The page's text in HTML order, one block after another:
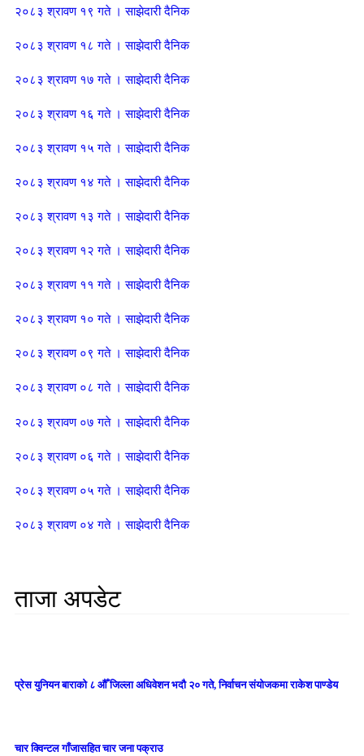
२०८३ श्रावण १९ गते । साझेदारी दैनिक
२०८३ श्रावण १८ गते । साझेदारी दैनिक
२०८३ श्रावण १७ गते । साझेदारी दैनिक
२०८३ श्रावण १६ गते । साझेदारी दैनिक
२०८३ श्रावण १५ गते । साझेदारी दैनिक
२०८३ श्रावण १४ गते । साझेदारी दैनिक
२०८३ श्रावण १३ गते । साझेदारी दैनिक
२०८३ श्रावण १२ गते । साझेदारी दैनिक
२०८३ श्रावण ११ गते । साझेदारी दैनिक
२०८३ श्रावण १० गते । साझेदारी दैनिक
२०८३ श्रावण ०९ गते । साझेदारी दैनिक
२०८३ श्रावण ०८ गते । साझेदारी दैनिक
२०८३ श्रावण ०७ गते । साझेदारी दैनिक
२०८३ श्रावण ०६ गते । साझेदारी दैनिक
२०८३ श्रावण ०५ गते । साझेदारी दैनिक
२०८३ श्रावण ०४ गते । साझेदारी दैनिक
ताजा अपडेट
प्रेस युनियन बाराको ८ औँ जिल्ला अधिवेशन भदौ २० गते, निर्वाचन संयोजकमा राकेश पाण्डेय
चार क्विन्टल गाँजासहित चार जना पक्राउ